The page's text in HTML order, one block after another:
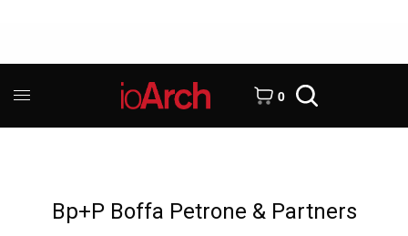
0
Bp+P Boffa Petrone & Partners